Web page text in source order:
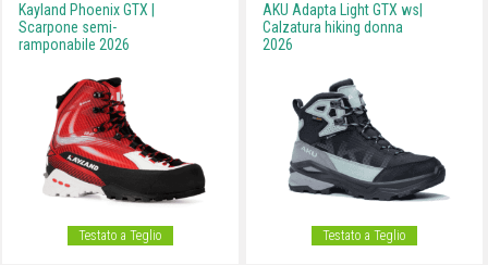
Kayland Phoenix GTX |
Scarpone semi-
ramponabile 2026
Testato a Teglio
AKU Adapta Light GTX ws|
Calzatura hiking donna
2026
Testato a Teglio